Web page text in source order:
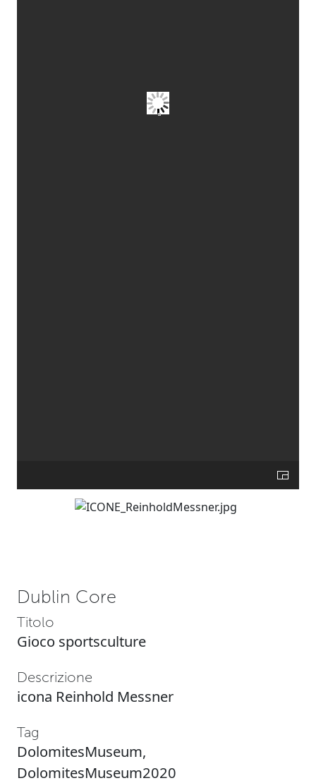
Dublin Core
Titolo
Gioco sportsculture
Descrizione
icona Reinhold Messner
Tag
DolomitesMuseum,
DolomitesMuseum2020